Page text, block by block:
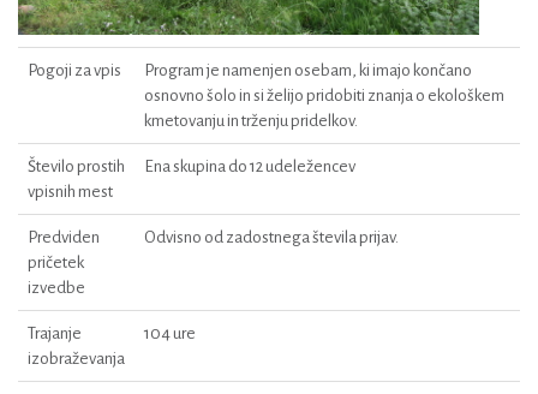
Pogoji za vpis
Program je namenjen osebam, ki imajo končano
osnovno šolo in si želijo pridobiti znanja o ekološkem
kmetovanju in trženju pridelkov.
Število prostih
vpisnih mest
Ena skupina do 12 udeležencev
Predviden
pričetek
izvedbe
Odvisno od zadostnega števila prijav.
Trajanje
izobraževanja
104 ure